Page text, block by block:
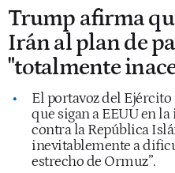
Trump afirma
Irán al plan de
"totalmente
El portavoz del Ejército
que sigan a EEUU en
contra la República
inevitablemente a
estrecho de Ormuz”.